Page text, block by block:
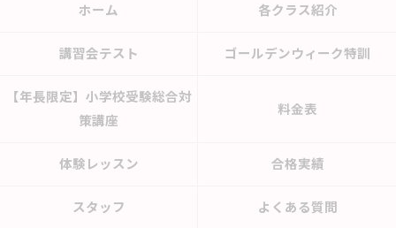
ホーム 各クラス紹介
講習会テスト ゴールデンウィーク特訓
【年長限定】小学校受験総合対
策講座
料金表
体験レッスン 合格実績
スタッフ よくある質問